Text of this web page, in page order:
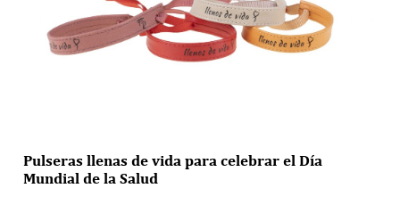
Pulseras llenas de vida para celebrar el Día
Mundial de la Salud